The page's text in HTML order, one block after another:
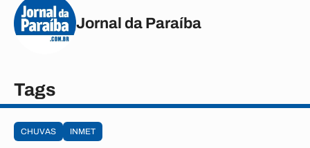
Jornal da Paraíba
Tags
CHUVAS INMET